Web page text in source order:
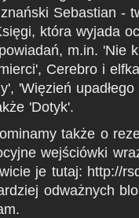
Sebastian -
która wyjada
m.in. 'Nie
Cerebro i
'Więzień
'Dotyk'.
także o
wejściówki
je tutaj: http://
odważnych